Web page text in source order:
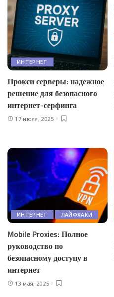
ИНТЕРНЕТ
Прокси серверы: надежное
решение для безопасного
интернет-серфинга
17 июля, 2025
ИНТЕРНЕТ ЛАЙФХАКИ
Mobile Proxies: Полное
руководство по
безопасному доступу в
интернет
13 мая, 2025